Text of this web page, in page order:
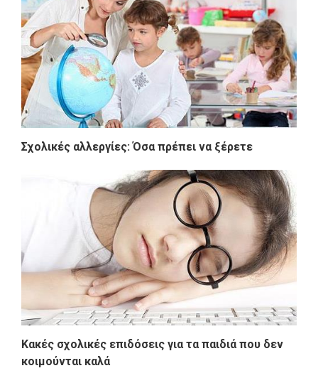
Σχολικές αλλεργίες: Όσα πρέπει να ξέρετε
Κακές σχολικές επιδόσεις για τα παιδιά που δεν
κοιμούνται καλά